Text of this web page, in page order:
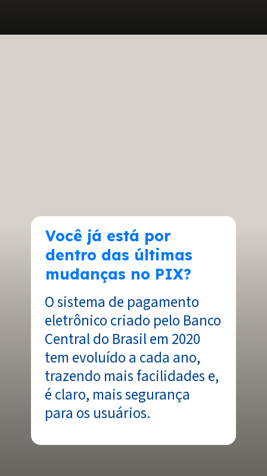
O sistema de pagamento
eletrônico criado pelo Banco
Central do Brasil em 2020
tem evoluído a cada ano,
trazendo mais facilidades e,
é claro, mais segurança
para os usuários.
Você já está por
dentro das últimas
mudanças no PIX?